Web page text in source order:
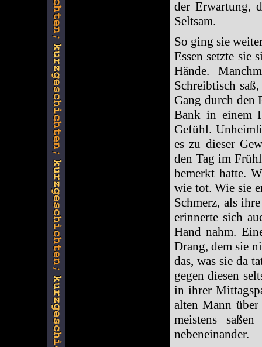
der Erwartung,
Seltsam.
So ging sie
Essen setzte sie
Hände.
Schreibtisch
Gang durch den
Bank in einem
Gefühl.
es zu dieser
den Tag im
bemerkt hatte.
wie tot. Wie sie
Schmerz, als
erinnerte sich
Hand nahm.
Drang, dem sie
das, was sie da
gegen diesen
in ihrer
alten Mann
meistens
nebeneinander.